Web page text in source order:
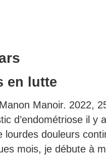
en lutte
Manoir. 2022,
d’endométriose il y
lourdes douleurs
mois, je débute à